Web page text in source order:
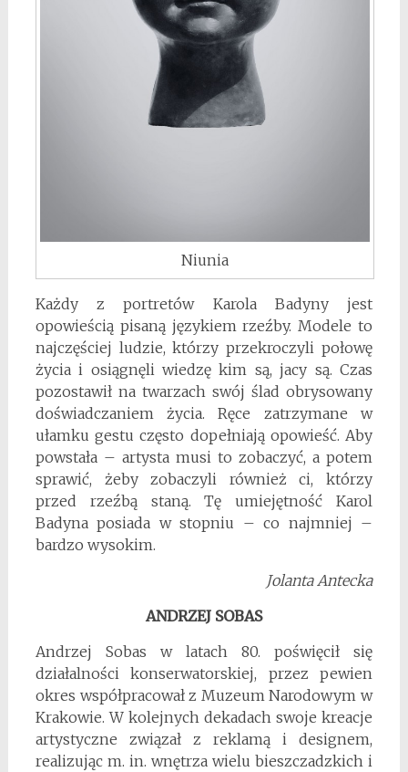
Niunia
Każdy z portretów Karola Badyny jest
opowieścią pisaną językiem rzeźby. Modele to
najczęściej ludzie, którzy przekroczyli połowę
życia i osiągnęli wiedzę kim są, jacy są. Czas
pozostawił na twarzach swój ślad obrysowany
doświadczaniem życia. Ręce zatrzymane w
ułamku gestu często dopełniają opowieść. Aby
powstała – artysta musi to zobaczyć, a potem
sprawić, żeby zobaczyli również ci, którzy
przed rzeźbą staną. Tę umiejętność Karol
Badyna posiada w stopniu – co najmniej –
bardzo wysokim.
Jolanta Antecka
ANDRZEJ SOBAS
Andrzej Sobas w latach 80. poświęcił się
działalności konserwatorskiej, przez pewien
okres współpracował z Muzeum Narodowym w
Krakowie. W kolejnych dekadach swoje kreacje
artystyczne związał z reklamą i designem,
realizując m. in. wnętrza wielu bieszczadzkich i